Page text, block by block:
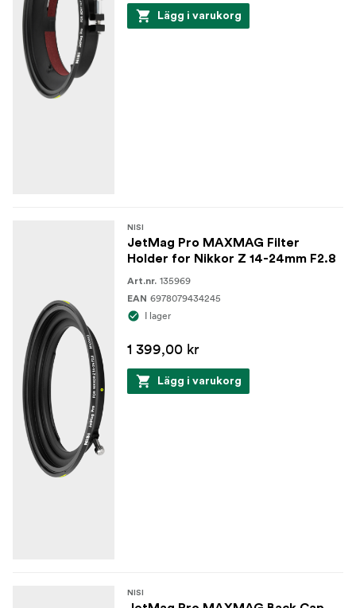
Lägg i varukorg
NISI
JetMag Pro MAXMAG Filter
Holder for Nikkor Z 14-24mm F2.8
Art.nr. 135969
EAN 6978079434245
I lager
1 399,00 kr
Lägg i varukorg
NISI